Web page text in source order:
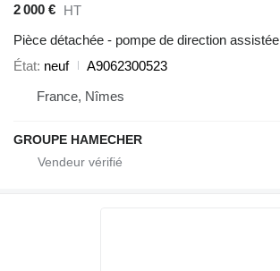
2 000 €
HT
Pièce détachée - pompe de direction assistée
État neuf
A9062300523
France, Nîmes
GROUPE HAMECHER